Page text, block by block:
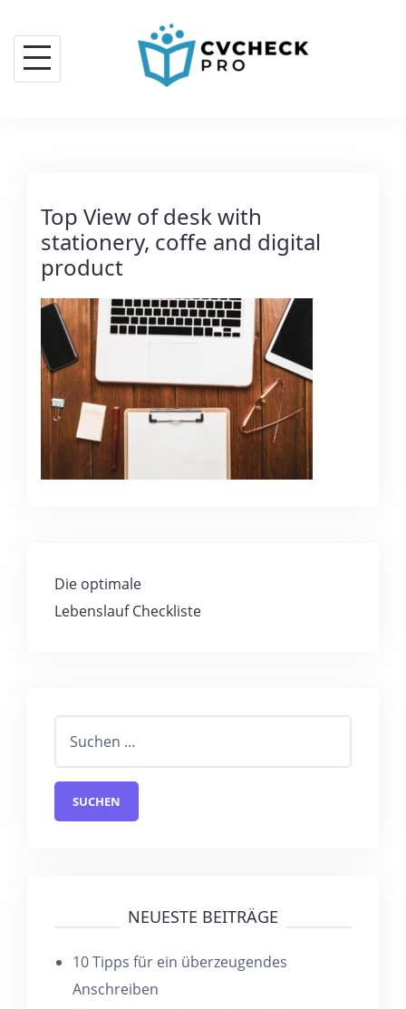
Top View of desk with
stationery, coffe and digital
product
Die optimale
Lebenslauf Checkliste
NEUESTE BEITRÄGE
10 Tipps für ein überzeugendes
Anschreiben